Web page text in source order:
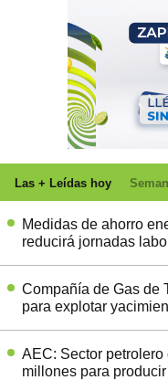
Las + Leídas hoy
Medidas de ahorro
reducirá jornadas
Compañía de Gas de
para explotar
AEC: Sector petrolero
millones para